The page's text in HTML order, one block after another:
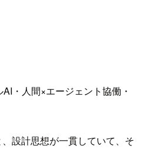
・人間×エージェント協働・
設計思想が一貫していて、そ